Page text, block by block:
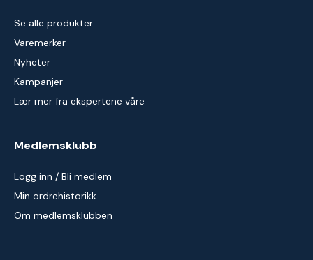
Se alle produkter
Varemerker
Nyheter
Kampanjer
Lær mer fra ekspertene våre
Medlemsklubb
Logg inn / Bli medlem
Min ordrehistorikk
Om medlemsklubben